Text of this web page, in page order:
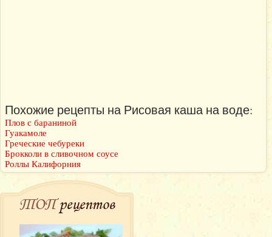
Похожие рецепты на Рисовая каша на воде:
Плов с бараниной
Гуакамоле
Греческие чебуреки
Брокколи в сливочном соусе
Роллы Калифорния
ТОПрецептов